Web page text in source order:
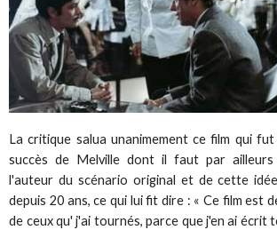
La critique salua unanimement ce film qui
succès de Melville dont il faut par
l'auteur du scénario original et de cette
depuis 20 ans, ce qui lui fit dire : « Ce film est
de ceux qu' j'ai tournés, parce que j'en ai écrit